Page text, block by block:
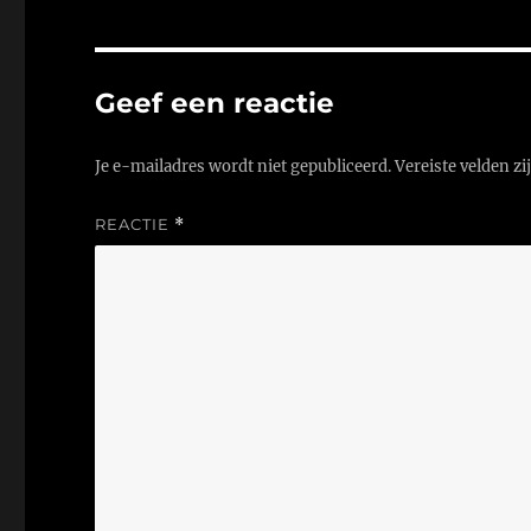
Geef een reactie
Je e-mailadres wordt niet gepubliceerd.Vereiste velden
REACTIE *